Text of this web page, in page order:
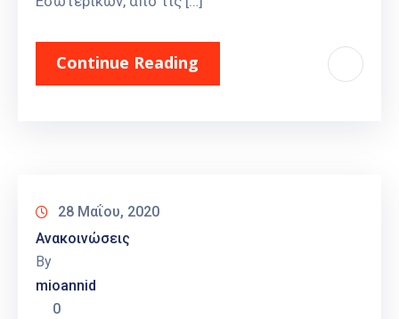
Continue Reading
28 Μαΐου, 2020
Ανακοινώσεις
By
mioannid
0